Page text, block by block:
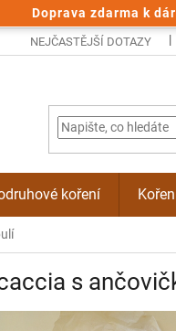
Doprava zdarma k
NEJČASTĚJŠÍ DOTAZY
koření
s